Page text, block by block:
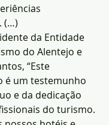
(…)
da Entidade
do Alentejo e
“Este
é um testemunho
e da dedicação
do turismo.